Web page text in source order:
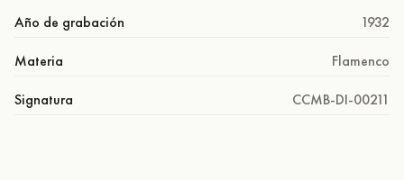
Año de grabación 1932
Materia Flamenco
Signatura CCMB-DI-00211